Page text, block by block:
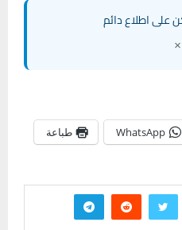
على اطلاع دائم
×
WhatsApp طباعة